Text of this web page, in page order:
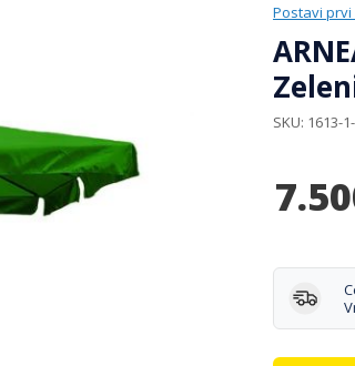
Postavi
SKU 1613-